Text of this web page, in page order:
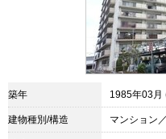
築年 1985年03月
建物種別/構造 マンション